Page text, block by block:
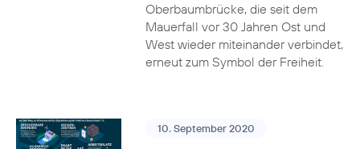
Oberbaumbrücke, die seit dem
Mauerfall vor 30 Jahren Ost und
West wieder miteinander verbindet,
erneut zum Symbol der Freiheit.
10. September 2020